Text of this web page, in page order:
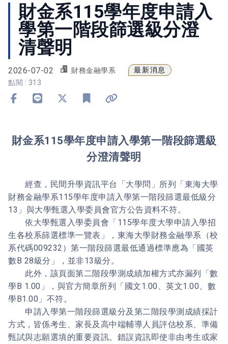
財金系115學年度申請入
學第一階段篩選級分澄
清聲明
2026-07-02 財務金融學系
最新消息
點閱 : 313
財金系115學年度申請入學第一階段篩選級
分澄清聲明
經查，民間升學資訊平台「大學問」所列「東海大學
財務金融學系115學年度申請入學第一階段篩選最低級分
13」與大學甄選入學委員會官方公告資料不符。
依大學甄選入學委員會「115學年度大學申請入學招
生各校系篩選標準一覽表」，東海大學財務金融學系（校
系代碼009232）第一階段篩選最低通過標準應為「國英
數B 28級分」，並非13級分。
此外，該頁面第二階段學測成績加權方式亦漏列「數
學B 1.00」，與官方簡章所列「國文1.00、英文1.00、數
學B1.00」不符。
申請入學第一階段篩選級分及第二階段學測成績採計
方式，皆係考生、家長及高中端輔導人員評估校系、準備
甄試與志願選填的重要資訊。錯誤資訊即使非由考生或家